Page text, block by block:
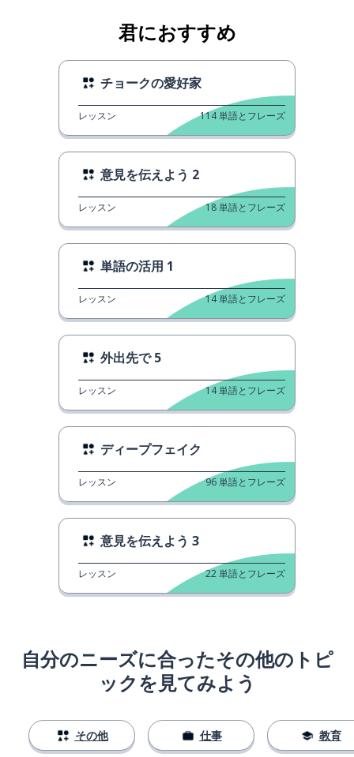
君におすすめ
チョークの愛好家
レッスン 114単語とフレーズ
意見を伝えよう 2
レッスン 18単語とフレーズ
単語の活用 1
レッスン 14単語とフレーズ
外出先で 5
レッスン 14単語とフレーズ
ディープフェイク
レッスン 96単語とフレーズ
意見を伝えよう 3
レッスン 22単語とフレーズ
自分のニーズに合ったその他のトピ
ックを見てみよう
その他 仕事 教育